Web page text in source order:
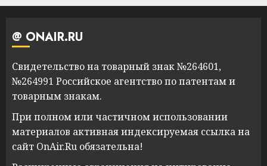
@ ONAIR.RU
Свидетельство на товарный знак №264601,
№264991 Российское агентство по патентам и
товарным знакам.
При полном или частичном использовании
материалов активная индексируемая ссылка на
сайт OnAir.Ru обязательна!